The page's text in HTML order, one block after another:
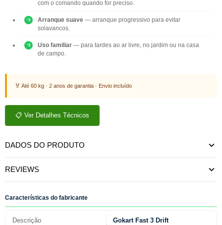
com o comando quando for preciso.
Arranque suave — arranque progressivo para evitar
solavancos.
Uso familiar — para tardes ao ar livre, no jardim ou na casa
de campo.
🏅 Até 60 kg · 2 anos de garantia · Envio incluído
📋 Ver Detalhes Técnicos
DADOS DO PRODUTO
REVIEWS
Características do fabricante
Descrição Gokart Fast 3 Drift